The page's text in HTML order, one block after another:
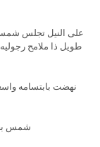
على النيل تجلس
طويل ذا ملامح
نهضت بابتسامه
شمس